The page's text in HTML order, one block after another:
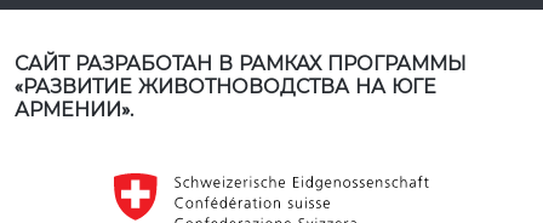
САЙТ РАЗРАБОТАН В РАМКАХ ПРОГРАММЫ
«РАЗВИТИЕ ЖИВОТНОВОДСТВА НА ЮГЕ
АРМЕНИИ».